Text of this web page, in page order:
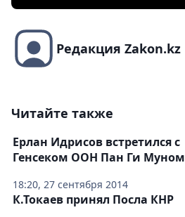
Редакция Zakon.kz
Читайте также
18:20, 27 сентября 2014
Ерлан Идрисов встретился с
Генсеком ООН Пан Ги Муном
К.Токаев принял Посла КНР